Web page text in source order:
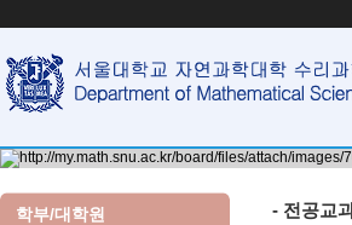
- 전공교
학부/대학원